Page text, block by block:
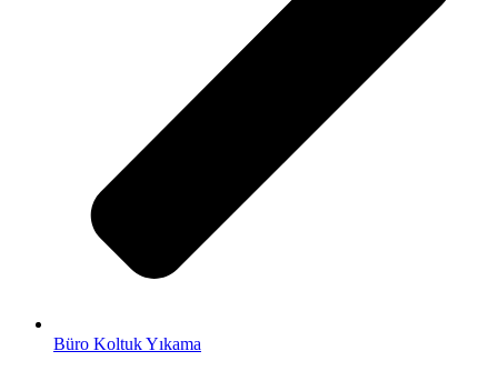
Büro Koltuk Yıkama